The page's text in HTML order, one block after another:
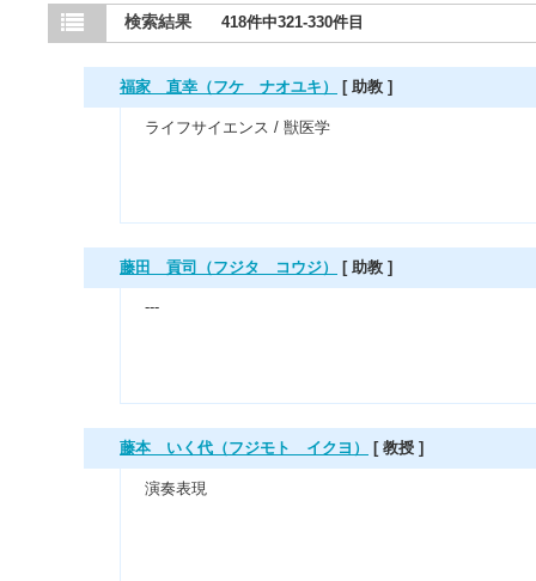
検索結果 418件中321-330件目
福家 直幸（フケ ナオユキ） [ 助教 ]
ライフサイエンス / 獣医学
藤田 貢司（フジタ コウジ） [ 助教 ]
---
藤本 いく代（フジモト イクヨ） [ 教授 ]
演奏表現